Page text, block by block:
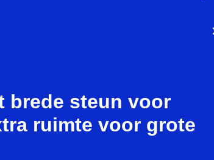
brede steun voor
ruimte voor grote